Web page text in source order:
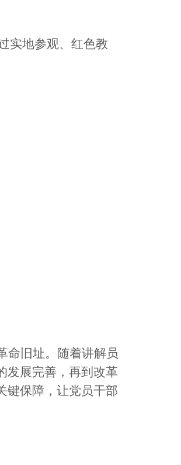
实地参观、红色教
命旧址。随着讲解员
发展完善，再到改革
键保障，让党员干部